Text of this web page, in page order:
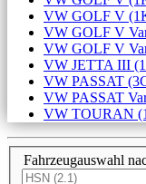
VW GOLF V
VW GOLF V
VW GOLF V
VW JETTA III
VW PASSAT
VW PASSAT
VW TOURAN
Fahrzeugauswahl